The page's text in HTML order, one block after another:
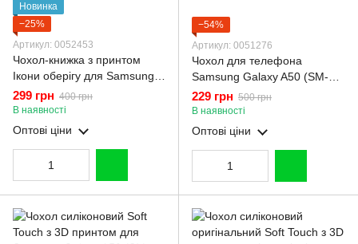
Новинка
−25%
Артикул: 0052453
Чохол-книжка з принтом
Ікони оберігу для Samsung
Galaxy A50 SM-A505F з
підставкою на самсунг а50
чорна gd1
299 грн 400 грн
В наявності
Оптові ціни
−54%
Артикул: 0051276
Чохол для телефона
Samsung Galaxy A50 (SM-
A505F) броньований з
магнітним кільцем та
захистом камери чорний
229 грн 500 грн
В наявності
Оптові ціни